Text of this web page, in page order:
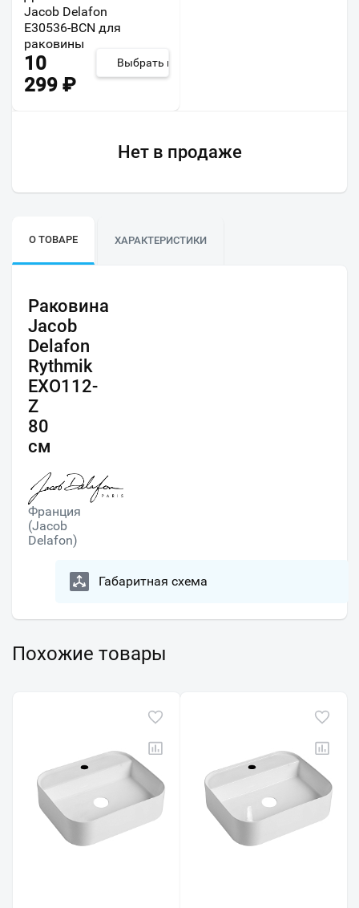
Jacob Delafon
E30536-BCN для
раковины
10
299 ₽
Выбрать из 3
Нет в продаже
О ТОВАРЕ ХАРАКТЕРИСТИКИ
Раковина
Jacob
Delafon
Rythmik
EXO112-
Z
80
см
Франция
(Jacob
Delafon)
Габаритная схема
Похожие товары